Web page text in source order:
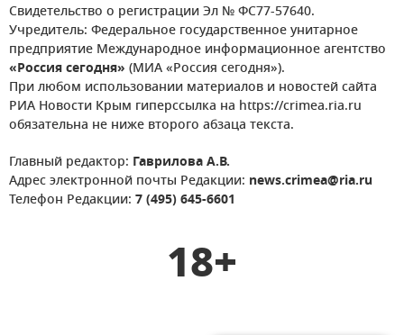
Свидетельство о регистрации Эл № ФС77-57640.
Учредитель: Федеральное государственное унитарное
предприятие Международное информационное агентство
«Россия сегодня» (МИА «Россия сегодня»).
При любом использовании материалов и новостей сайта
РИА Новости Крым гиперссылка на https://crimea.ria.ru
обязательна не ниже второго абзаца текста.
Главный редактор: Гаврилова А.В.
Адрес электронной почты Редакции: news.crimea@ria.ru
Телефон Редакции: 7 (495) 645-6601
18+